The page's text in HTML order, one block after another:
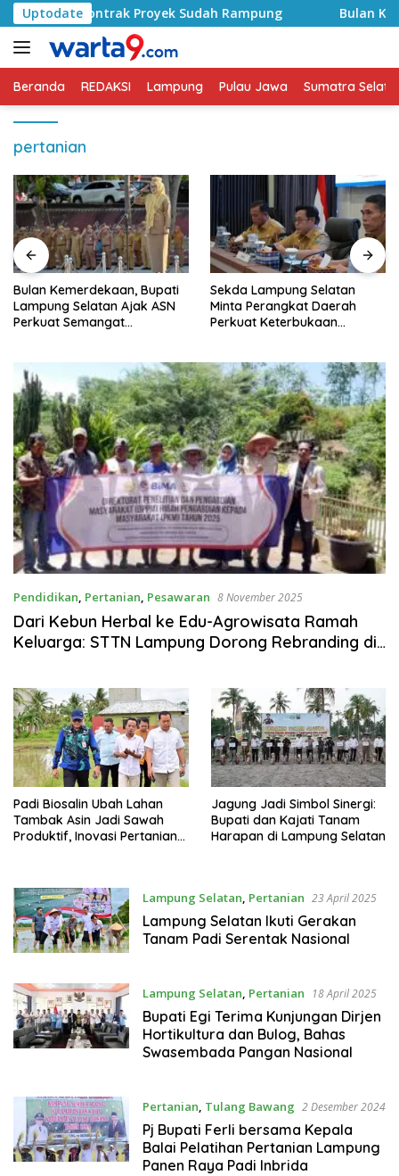
Langsung
ke
konten
Uptodate
Kontrak Proyek Sudah Rampung Bulan
Beranda REDAKSI Lampung Pulau Jawa Sumatra
pertanian
Bulan Kemerdekaan, Bupati
Lampung Selatan Ajak ASN
Perkuat Semangat
Sekda Lampung Selatan
Minta Perangkat Daerah
Perkuat Keterbukaan
Pendidikan, Pertanian, Pesawaran 8 November 2025
Dari Kebun Herbal ke Edu-Agrowisata Ramah
Keluarga: STTN Lampung Dorong Rebranding di
Padi Biosalin Ubah Lahan
Tambak Asin Jadi Sawah
Produktif, Inovasi Pertanian
Jagung Jadi Simbol Sinergi:
Bupati dan Kajati Tanam
Harapan di Lampung Selatan
Lampung Selatan, Pertanian 23 April 2025
Lampung Selatan Ikuti Gerakan
Tanam Padi Serentak Nasional
Lampung Selatan, Pertanian 18 April 2025
Bupati Egi Terima Kunjungan Dirjen
Hortikultura dan Bulog, Bahas
Swasembada Pangan Nasional
Pertanian, Tulang Bawang 2 Desember 2024
Pj Bupati Ferli bersama Kepala
Balai Pelatihan Pertanian Lampung
Panen Raya Padi Inbrida